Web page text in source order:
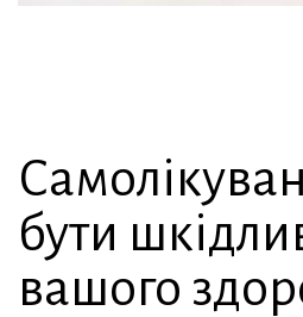
бути
вашого